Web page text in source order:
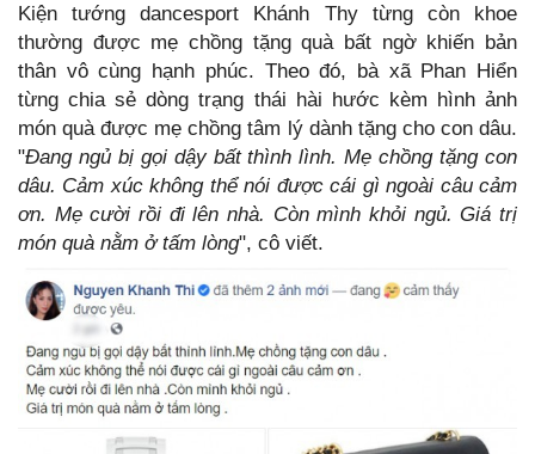
Kiện tướng dancesport Khánh Thy từng còn khoe
thường được mẹ chồng tặng quà bất ngờ khiến bản
thân vô cùng hạnh phúc. Theo đó, bà xã Phan Hiển
từng chia sẻ dòng trạng thái hài hước kèm hình ảnh
món quà được mẹ chồng tâm lý dành tặng cho con dâu.
"Đang ngủ bị gọi dậy bất thình lình. Mẹ chồng tặng con
dâu. Cảm xúc không thể nói được cái gì ngoài câu cảm
ơn. Mẹ cười rồi đi lên nhà. Còn mình khỏi ngủ. Giá trị
món quà nằm ở tấm lòng", cô viết.